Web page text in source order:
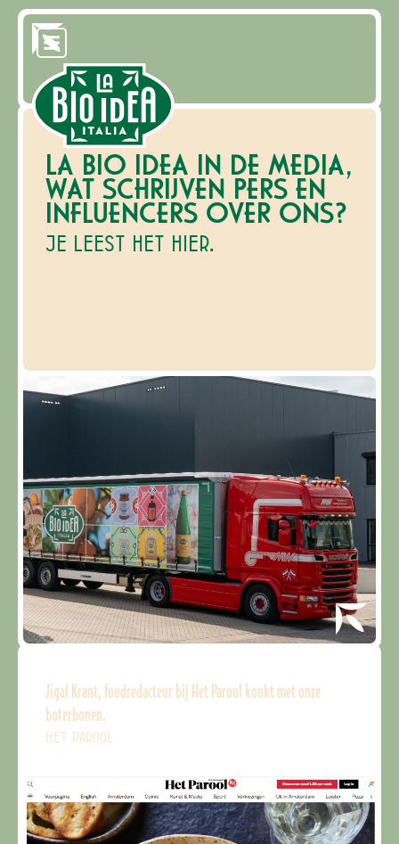
LA BIO IDEA IN DE MEDIA,
WAT SCHRIJVEN PERS EN
INFLUENCERS OVER ONS?
JE LEEST HET HIER.
Jigal Krant, foodredacteur bij Het Parool kookt met onze
boterbonen.
HET PAROOL